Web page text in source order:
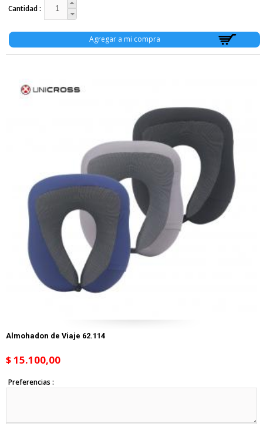
Cantidad
Almohadon de Viaje 62.114
$ 15.100,00
Preferencias